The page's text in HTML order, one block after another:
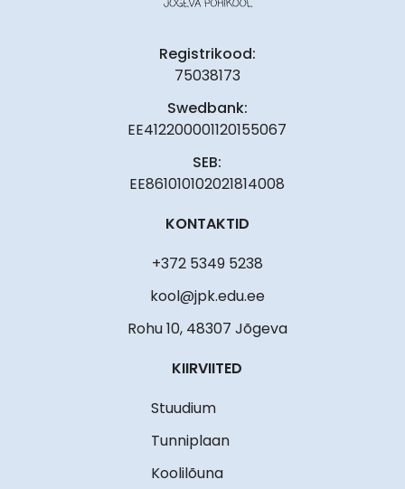
Registrikood:
75038173
Swedbank:
EE412200001120155067
SEB:
EE861010102021814008
KONTAKTID
+372 5349 5238
kool@jpk.edu.ee
Rohu 10, 48307 Jõgeva
KIIRVIITED
Stuudium
Tunniplaan
Koolilõuna